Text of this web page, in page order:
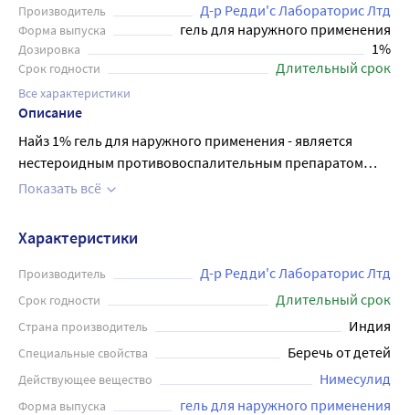
Производитель Д-р Редди'с Лабораторис Лтд
Форма выпуска гель для наружного применения
Дозировка 1%
Срок годности Длительный срок
Все характеристики
Описание
Найз 1% гель для наружного применения - является
нестероидным противовоспалительным препаратом
(НПВП) нового поколения из класса сульфонамидов.
противовоспалительное действие. При местном
применении вызывает ослабление или исчезновение
болей в месте нанесения геля, в том числе болей в
суставах в покое и при движении, уменьшает утреннюю
увеличению объема движений. Применяется для
местного симптоматического лечения воспалительных и
дегенеративных заболеваний опорно-двигательной
системы, мышечных болей ревматического и
Показать всё
Характеристики
Производитель Д-р Редди'с Лабораторис Лтд
Срок годности Длительный срок
Страна производитель Индия
Специальные свойства Беречь от детей
Действующее вещество Нимесулид
Форма выпуска гель для наружного применения